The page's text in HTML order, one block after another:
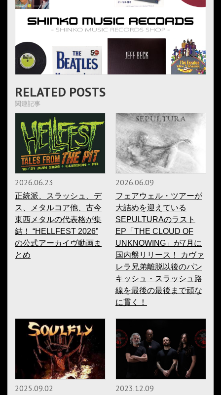
RELATED POSTS
関連記事
2026.06.23
正統派、スラッシュ、デ
ス、メタルコア他、古今
東西メタルの代表格が集
結！ “HELLFEST 2026”
の公式アーカイヴ動画ま
とめ
2026.06.09
フェアウェル・ツアーが
大詰めを迎えている
SEPULTURAのラスト
EP「THE CLOUD OF
UNKNOWING」が7月に
国内盤リリース！ カヴァ
レラ兄弟離脱以後のパン
キッシュ・スラッシュ路
線を最後の最後まで頑な
に貫く！
2025.09.02 2023.12.09